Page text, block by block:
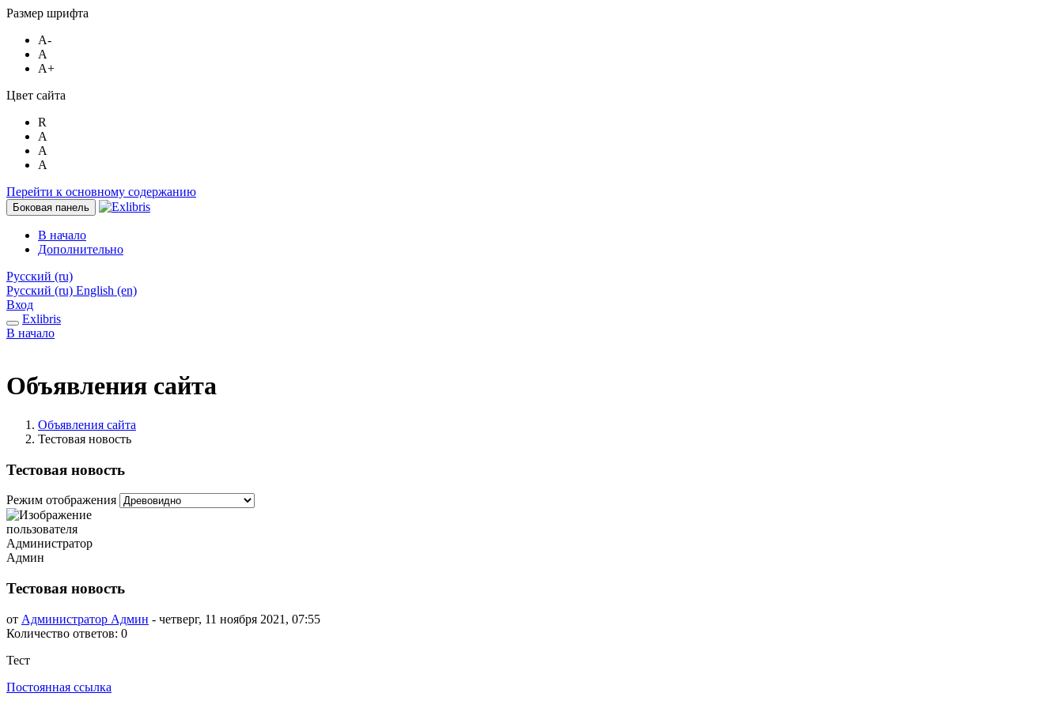
Размер шрифта
A-
A
A+
Цвет сайта
R
A
A
A
Перейти к основному содержанию
Боковая панель
В начало
Дополнительно
Русский ‎(ru)‎
Русский ‎(ru)‎ English ‎(en)‎
Вход
Exlibris
В начало
Объявления сайта
Объявления сайта
Тестовая новость
Тестовая новость
Режим отображения
Тестовая новость
от Администратор Админ - четверг, 11 ноября 2021, 07:55
Количество ответов: 0
Тест
Постоянная ссылка